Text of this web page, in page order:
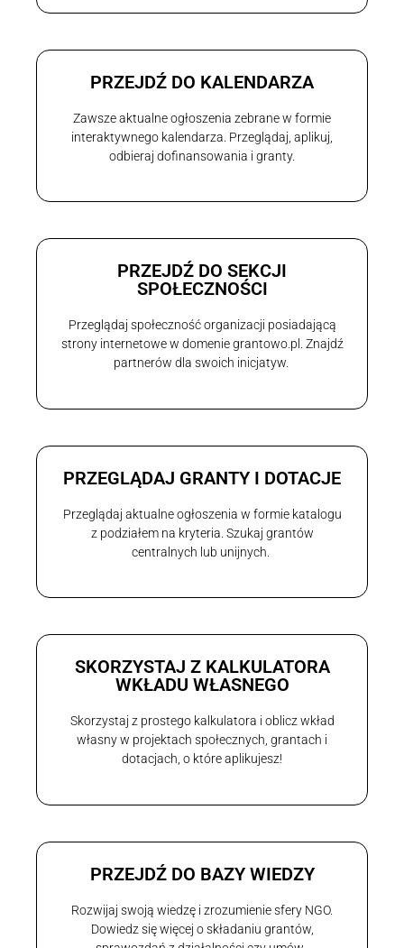
PRZEJDŹ DO KALENDARZA
Zawsze aktualne ogłoszenia zebrane w formie
interaktywnego kalendarza. Przeglądaj, aplikuj,
odbieraj dofinansowania i granty.
PRZEJDŹ DO SEKCJI
SPOŁECZNOŚCI
Przeglądaj społeczność organizacji posiadającą
strony internetowe w domenie grantowo.pl. Znajdź
partnerów dla swoich inicjatyw.
PRZEGLĄDAJ GRANTY I DOTACJE
Przeglądaj aktualne ogłoszenia w formie katalogu
z podziałem na kryteria. Szukaj grantów
centralnych lub unijnych.
SKORZYSTAJ Z KALKULATORA
WKŁADU WŁASNEGO
Skorzystaj z prostego kalkulatora i oblicz wkład
własny w projektach społecznych, grantach i
dotacjach, o które aplikujesz!
PRZEJDŹ DO BAZY WIEDZY
Rozwijaj swoją wiedzę i zrozumienie sfery NGO.
Dowiedz się więcej o składaniu grantów,